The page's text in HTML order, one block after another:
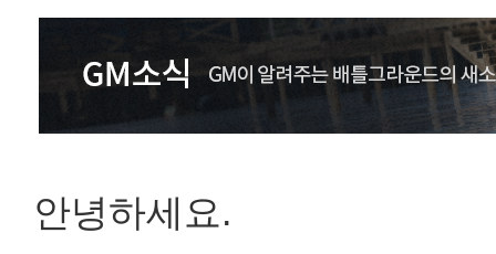
안녕하세요.